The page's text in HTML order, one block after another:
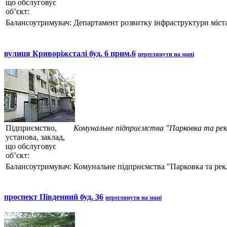
що обслуговує
об’єкт:
Балансоутримувач: Департамент розвитку інфраструктури
вулиця Криворіжсталі буд. 6 прим.6 переглянути на мапі
Підприємство,
установа, заклад,
що обслуговує
об’єкт:
Комунальне підприємства "Парковка та
Балансоутримувач: Комунальне підприємства "Парковка та
проспект Південний буд. 36 переглянути на мапі